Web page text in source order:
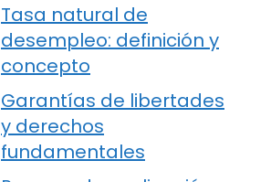
Tasa natural de
desempleo: definición y
concepto
Garantías de libertades
y derechos
fundamentales